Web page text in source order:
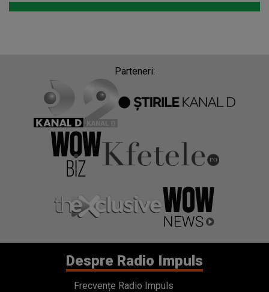
Parteneri:
Despre Radio Impuls
Frecvențe Radio Impuls